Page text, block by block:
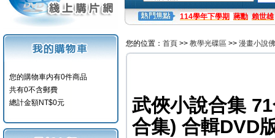
114學年下學期 蔣勳 賴世雄
您的購物車内有0件商品
共有0不含郵費
總計金額NT$0元
您的位置： 首頁 >> 教學光碟區 >> 漫畫小說
武俠小說合集
合集) 合輯DVD